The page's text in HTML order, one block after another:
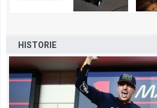
HISTORIE